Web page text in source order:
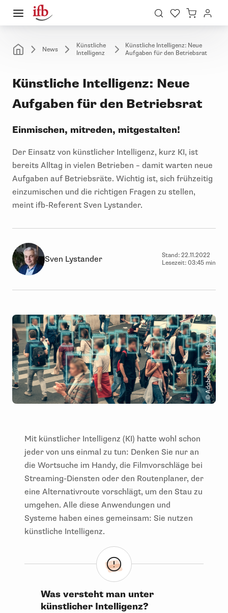
News
Künstliche
Intelligenz
Künstliche Intelligenz: Neue
Aufgaben für den Betriebsrat
Künstliche Intelligenz: Neue
Aufgaben für den Betriebsrat
Einmischen, mitreden, mitgestalten!
Der Einsatz von künstlicher Intelligenz, kurz KI, ist
bereits Alltag in vielen Betrieben – damit warten neue
Aufgaben auf Betriebsräte. Wichtig ist, sich frühzeitig
einzumischen und die richtigen Fragen zu stellen,
meint ifb-Referent Sven Lystander.
Sven Lystander Stand: 22.11.2022
Lesezeit: 03:45 min
© AdobeStock | DedMityay
Mit künstlicher Intelligenz (KI) hatte wohl schon
jeder von uns einmal zu tun: Denken Sie nur an
die Wortsuche im Handy, die Filmvorschläge bei
Streaming-Diensten oder den Routenplaner, der
eine Alternativroute vorschlägt, um den Stau zu
umgehen. Alle diese Anwendungen und
Systeme haben eines gemeinsam: Sie nutzen
künstliche Intelligenz.
Was versteht man unter
künstlicher Intelligenz?